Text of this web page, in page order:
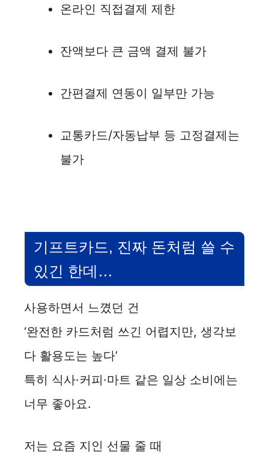
온라인 직접결제 제한
잔액보다 큰 금액 결제 불가
간편결제 연동이 일부만 가능
교통카드/자동납부 등 고정결제는
불가
기프트카드, 진짜 돈처럼 쓸 수
있긴 한데…
사용하면서 느꼈던 건
‘완전한 카드처럼 쓰긴 어렵지만, 생각보
다 활용도는 높다’
특히 식사·커피·마트 같은 일상 소비에는
너무 좋아요.
저는 요즘 지인 선물 줄 때